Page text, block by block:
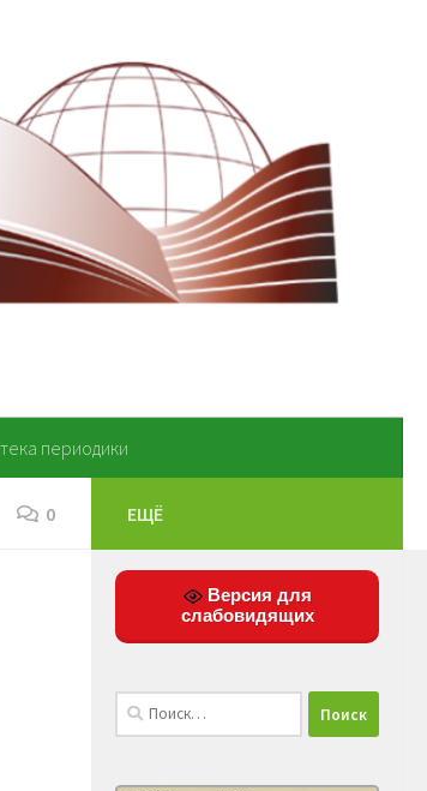
периодики
0 ЕЩЁ
Версия для
слабовидящих
Найти: